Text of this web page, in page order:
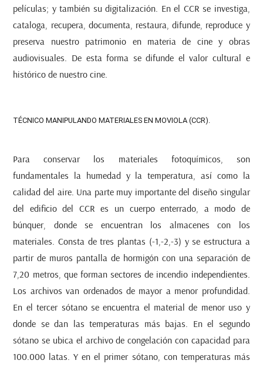
películas; y también su digitalización. En el CCR se investiga,
cataloga, recupera, documenta, restaura, difunde, reproduce y
preserva nuestro patrimonio en materia de cine y obras
audiovisuales. De esta forma se difunde el valor cultural e
histórico de nuestro cine.
TÉCNICO MANIPULANDO MATERIALES EN MOVIOLA (CCR).
Para conservar los materiales fotoquímicos, son
fundamentales la humedad y la temperatura, así como la
calidad del aire. Una parte muy importante del diseño singular
del edificio del CCR es un cuerpo enterrado, a modo de
búnquer, donde se encuentran los almacenes con los
materiales. Consta de tres plantas (-1,-2,-3) y se estructura a
partir de muros pantalla de hormigón con una separación de
7,20 metros, que forman sectores de incendio independientes.
Los archivos van ordenados de mayor a menor profundidad.
En el tercer sótano se encuentra el material de menor uso y
donde se dan las temperaturas más bajas. En el segundo
sótano se ubica el archivo de congelación con capacidad para
100.000 latas. Y en el primer sótano, con temperaturas más